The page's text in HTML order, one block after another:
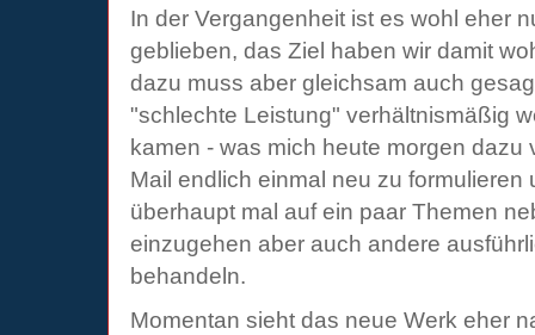
In der Vergangenheit ist es wohl eher
geblieben, das Ziel haben wir damit
dazu muss aber gleichsam auch
"schlechte Leistung" verhältnismäßig
kamen - was mich heute morgen dazu
Mail endlich einmal neu zu formulieren
überhaupt mal auf ein paar Themen
einzugehen aber auch andere
behandeln.
Momentan sieht das neue Werk eher